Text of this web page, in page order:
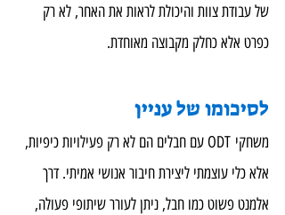
של עבודת צוות והיכולת לראות את האחר, לא רק
כפרט אלא כחלק מקבוצה מאוחדת.
לסיכומו של עניין
משחקי ODT עם חבלים הם לא רק פעילויות כיפיות,
אלא כלי עוצמתי ליצירת חיבור אנושי אמיתי. דרך
אלמנט פשוט כמו חבל, ניתן לעורר שיתופי פעולה,